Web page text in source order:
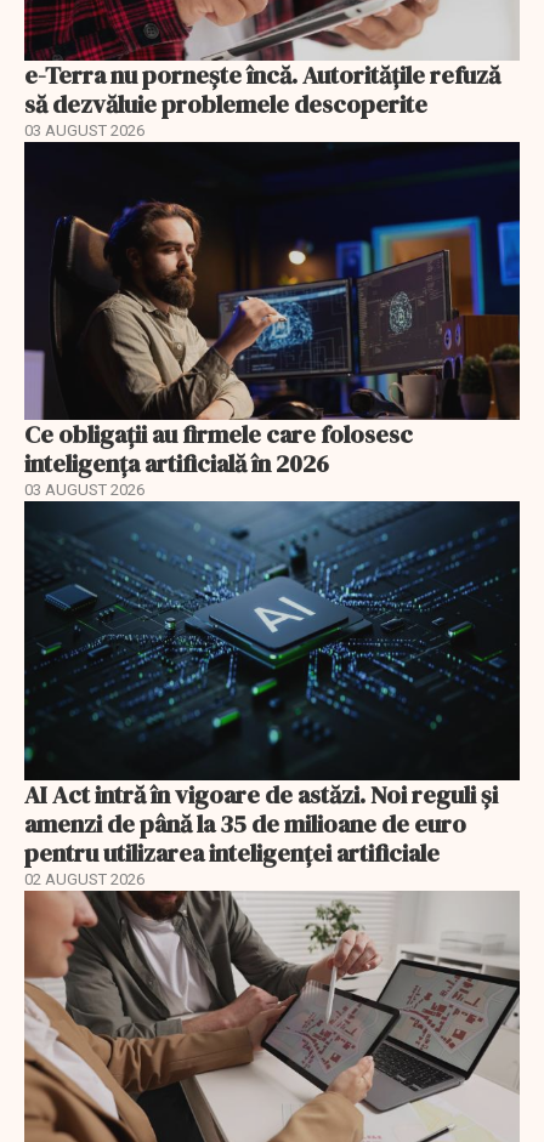
e-Terra nu pornește încă. Autoritățile refuză
să dezvăluie problemele descoperite
03 AUGUST 2026
Ce obligații au firmele care folosesc
inteligența artificială în 2026
03 AUGUST 2026
AI Act intră în vigoare de astăzi. Noi reguli și
amenzi de până la 35 de milioane de euro
pentru utilizarea inteligenței artificiale
02 AUGUST 2026